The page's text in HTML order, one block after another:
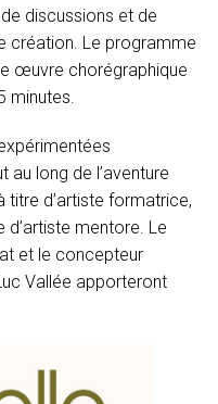
discussions et de
création. Le programme
œuvre chorégraphique
minutes.
long de l’aventure
titre d’artiste formatrice,
d’artiste mentore. Le
et le concepteur
Vallée apporteront